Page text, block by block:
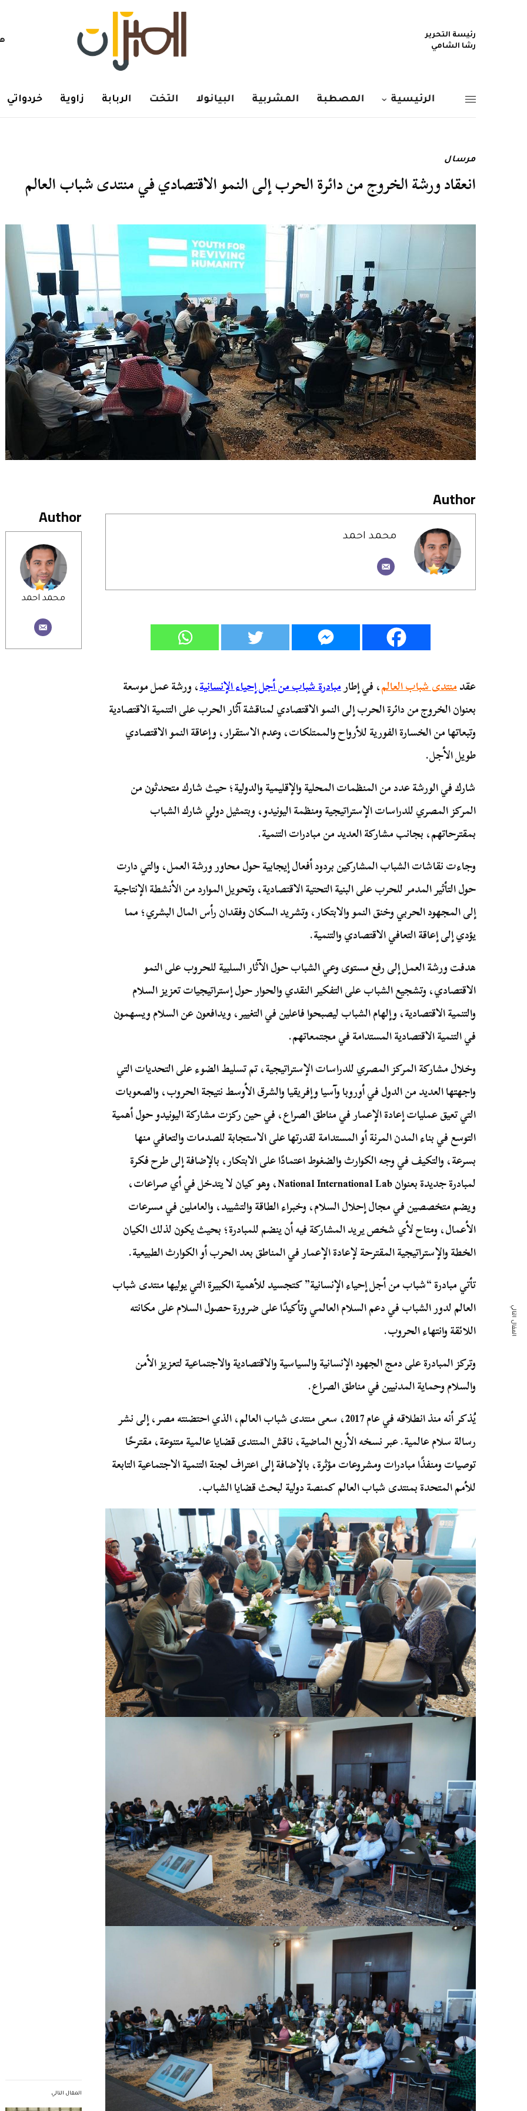
رئيسة التحرير
رشا الشامي
الرئيسية المصطبة المشربية البيانولا التخت الربابة زاوية خردواتي
مرسال
انعقاد ورشة الخروج من دائرة الحرب إلى النمو الاقتصادي في منتدى شباب العالم
Author
محمد احمد
المقال التالي
Author
محمد احمد
عقدمنتدى شباب العالم، في إطارمبادرة شباب من أجل إحياء الإنسانية، ورشة عمل موسعة
بعنوان الخروج من دائرة الحرب إلى النمو الاقتصادي لمناقشة آثار الحرب على التنمية الاقتصادية
وتبعاتها من الخسارة الفورية للأرواح والممتلكات، وعدم الاستقرار، وإعاقة النمو الاقتصادي
طويل الأجل.
شارك في الورشة عدد من المنظمات المحلية والإقليمية والدولية؛ حيث شارك متحدثون من
المركز المصري للدراسات الإستراتيجية ومنظمة اليونيدو، وبتمثيل دولي شارك الشباب
بمقترحاتهم، بجانب مشاركة العديد من مبادرات التنمية.
وجاءت نقاشات الشباب المشاركين بردود أفعال إيجابية حول محاور ورشة العمل، والتي دارت
حول التأثير المدمر للحرب على البنية التحتية الاقتصادية، وتحويل الموارد من الأنشطة الإنتاجية
إلى المجهود الحربي وخنق النمو والابتكار، وتشريد السكان وفقدان رأس المال البشري؛ مما
يؤدي إلى إعاقة التعافي الاقتصادي والتنمية.
هدفت ورشة العمل إلى رفع مستوى وعي الشباب حول الآثار السلبية للحروب على النمو
الاقتصادي، وتشجيع الشباب على التفكير النقدي والحوار حول إستراتيجيات تعزيز السلام
والتنمية الاقتصادية، وإلهام الشباب ليصبحوا فاعلين في التغيير، ويدافعون عن السلام ويسهمون
في التنمية الاقتصادية المستدامة في مجتمعاتهم.
وخلال مشاركة المركز المصري للدراسات الإستراتيجية، تم تسليط الضوء على التحديات التي
واجهتها العديد من الدول في أوروبا وآسيا وإفريقيا والشرق الأوسط نتيجة الحروب، والصعوبات
التي تعيق عمليات إعادة الإعمار في مناطق الصراع، في حين ركزت مشاركة اليونيدو حول أهمية
التوسع في بناء المدن المرنة أو المستدامة لقدرتها على الاستجابة للصدمات والتعافي منها
بسرعة، والتكيف في وجه الكوارث والضغوط اعتمادًا على الابتكار، بالإضافة إلى طرح فكرة
لمبادرة جديدة بعنوان National International Lab، وهو كيان لا يتدخل في أي صراعات،
ويضم متخصصين في مجال إحلال السلام، وخبراء الطاقة والتشييد، والعاملين في مسرعات
الأعمال، ومتاح لأي شخص يريد المشاركة فيه أن ينضم للمبادرة؛ بحيث يكون لذلك الكيان
الخطة والإستراتيجية المقترحة لإعادة الإعمار في المناطق بعد الحرب أو الكوارث الطبيعية.
تأتي مبادرة “شباب من أجل إحياء الإنسانية” كتجسيد للأهمية الكبيرة التي يوليها منتدى شباب
العالم لدور الشباب في دعم السلام العالمي وتأكيدًا على ضرورة حصول السلام على مكانته
اللائقة وانتهاء الحروب.
وتركز المبادرة على دمج الجهود الإنسانية والسياسية والاقتصادية والاجتماعية لتعزيز الأمن
والسلام وحماية المدنيين في مناطق الصراع.
يُذكر أنه منذ انطلاقه في عام 2017، سعى منتدى شباب العالم، الذي احتضنته مصر، إلى نشر
رسالة سلام عالمية. عبر نسخه الأربع الماضية، ناقش المنتدى قضايا عالمية متنوعة، مقترحًا
توصيات ومنفذًا مبادرات ومشروعات مؤثرة، بالإضافة إلى اعتراف لجنة التنمية الاجتماعية التابعة
للأمم المتحدة بمنتدى شباب العالم كمنصة دولية لبحث قضايا الشباب.
المقال التالي